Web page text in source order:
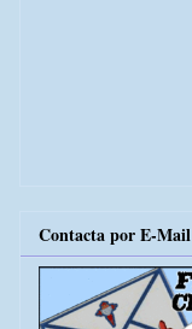
Contacta por E-Mail